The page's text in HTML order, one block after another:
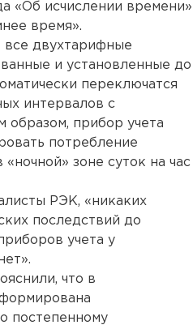
«Об исчислении времени»
время».
все двухтарифные
и установленные до
переключатся
интервалов с
образом, прибор учета
потребление
зоне суток на час
РЭК, «никаких
последствий до
учета у
что в
постепенному